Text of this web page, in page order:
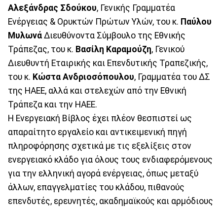
Αλεξάνδρας Σδούκου, Γενικής Γραµµατέα
Ενέργειας & Ορυκτών Πρώτων Υλών, του κ. Παύλου
Μυλωνά Διευθύνοντα Σύμβουλο της Εθνικής
Τράπεζας, του κ. Βασίλη Καραμούζη, Γενικού
Διευθυντή Εταιρικής και Επενδυτικής Τραπεζικής,
του κ. Κώστα Ανδριοσόπουλου, Γραμματέα του ΔΣ
της HAEE, αλλά και στελεχών από την Εθνική
Τράπεζα και την ΗΑΕΕ.
Η Ενεργειακή Βίβλος έχει πλέον θεσπιστεί ως
απαραίτητο εργαλείο και αντικειμενική πηγή
πληροφόρησης σχετικά με τις εξελίξεις στον
ενεργειακό κλάδο για όλους τους ενδιαφερόμενους
για την ελληνική αγορά ενέργειας, όπως μεταξύ
άλλων, επαγγελματίες του κλάδου, πιθανούς
επενδυτές, ερευνητές, ακαδημαϊκούς και αρμόδιους